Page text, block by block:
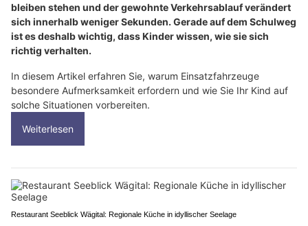
bleiben stehen und der gewohnte Verkehrsablauf verändert
sich innerhalb weniger Sekunden. Gerade auf dem Schulweg
ist es deshalb wichtig, dass Kinder wissen, wie sie sich
richtig verhalten.
In diesem Artikel erfahren Sie, warum Einsatzfahrzeuge
besondere Aufmerksamkeit erfordern und wie Sie Ihr Kind auf
solche Situationen vorbereiten.
Weiterlesen
Restaurant Seeblick Wägital: Regionale Küche in idyllischer Seelage